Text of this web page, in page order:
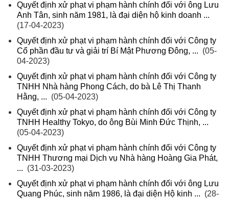
Quyết định xử phạt vi phạm hành chính đối với ông Lưu
Anh Tân, sinh năm 1981, là đại diện hộ kinh doanh ...
(17-04-2023)
Quyết định xử phạt vi phạm hành chính đối với Công ty
Cổ phần đầu tư và giải trí Bí Mật Phương Đông, ... (05-
04-2023)
Quyết định xử phạt vi phạm hành chính đối với Công ty
TNHH Nhà hàng Phong Cách, do bà Lê Thị Thanh
Hằng, ... (05-04-2023)
Quyết định xử phạt vi phạm hành chính đối với Công ty
TNHH Healthy Tokyo, do ông Bùi Minh Đức Thịnh, ...
(05-04-2023)
Quyết định xử phạt vi phạm hành chính đối với Công ty
TNHH Thương mại Dịch vụ Nhà hàng Hoàng Gia Phát,
... (31-03-2023)
Quyết định xử phạt vi phạm hành chính đối với ông Lưu
Quang Phúc, sinh năm 1986, là đại diện Hộ kinh ... (28-